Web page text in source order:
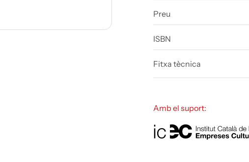
Preu
ISBN
Fitxa tècnica
Amb el suport: